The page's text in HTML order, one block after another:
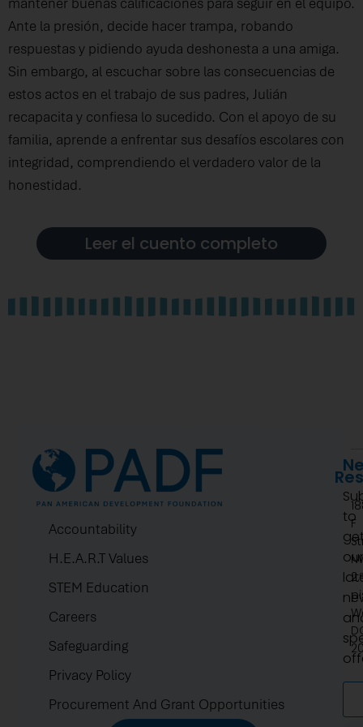
Ante la presión, decide hacer trampa, robando
respuestas y pidiendo ayuda deshonesta a una amiga.
Sin embargo, al escuchar sobre las consecuencias de
estos actos en el trabajo de sus padres, Julián
recapacita y confiesa lo sucedido. Con el apoyo de su
familia, aprende a enfrentar sus desafíos escolares con
integridad, comprendiendo el verdadero valor de la
honestidad.
Leer el cuento completo
Accountability
H.E.A.R.T Values
STEM Education
Careers
Safeguarding
Privacy Policy
Procurement And Grant Opportunities
F
to